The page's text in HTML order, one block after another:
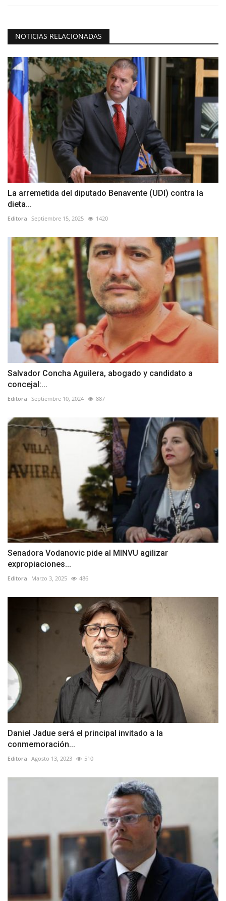
NOTICIAS RELACIONADAS
La arremetida del diputado Benavente (UDI) contra la
dieta...
Editora Septiembre 15, 2025 1420
Salvador Concha Aguilera, abogado y candidato a
concejal:...
Editora Septiembre 10, 2024 887
Senadora Vodanovic pide al MINVU agilizar
expropiaciones...
Editora Marzo 3, 2025 486
Daniel Jadue será el principal invitado a la
conmemoración...
Editora Agosto 13, 2023 510